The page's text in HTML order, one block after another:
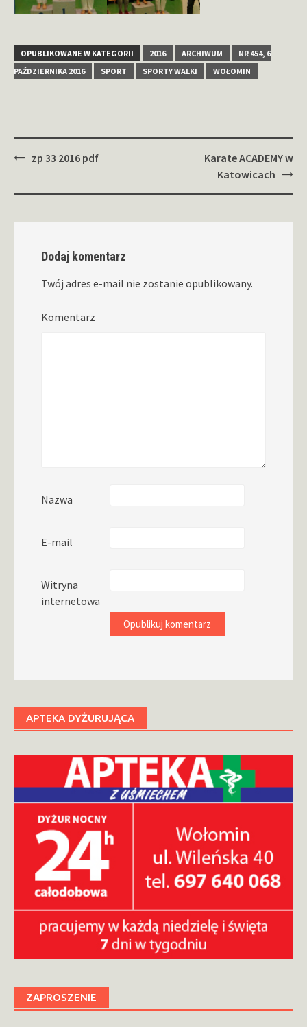
OPUBLIKOWANE W KATEGORII 2016 ARCHIWUM
NR 454, 6
PAŹDZIERNIKA 2016
SPORT SPORTY WALKI WOŁOMIN
Zobacz
zp 33 2016 pdf
Karate ACADEMY w
Katowicach
Dodaj komentarz
Twój adres e-mail nie zostanie opublikowany.
Komentarz
Nazwa
E-mail
Witryna
internetowa
APTEKA DYŻURUJĄCA
ZAPROSZENIE